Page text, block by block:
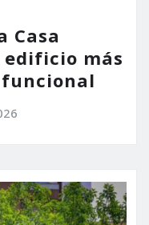
Casa
más
funcional